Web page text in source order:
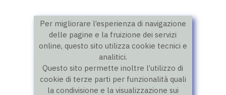
Per migliorare l’esperienza di navigazione
delle pagine e la fruizione dei servizi
online, questo sito utilizza cookie tecnici e
analitici.
Questo sito permette inoltre l’utilizzo di
cookie di terze parti per funzionalità quali
la condivisione e la visualizzazione sui